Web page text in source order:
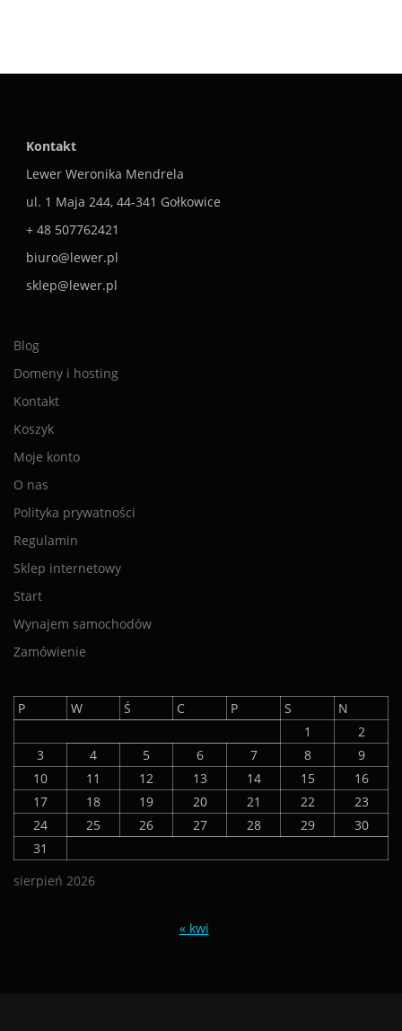
Kontakt
Lewer Weronika Mendrela
ul. 1 Maja 244, 44-341 Gołkowice
+ 48 507762421
biuro@lewer.pl
sklep@lewer.pl
Blog
Domeny i hosting
Kontakt
Koszyk
Moje konto
O nas
Polityka prywatności
Regulamin
Sklep internetowy
Start
Wynajem samochodów
Zamówienie
sierpień 2026
P W Ś C P S
N
1
2
3
4 5 6 7 8
9
10
11 12 13 14 15
16
17
18 19 20 21 22
23
24
25 26 27 28 29
30
31
« kwi